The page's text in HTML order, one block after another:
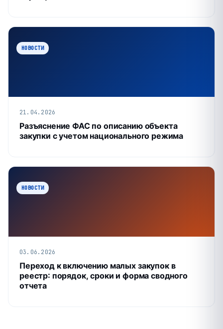
НОВОСТИ
21.04.2026
Разъяснение ФАС по описанию объекта
закупки с учетом национального режима
НОВОСТИ
03.06.2026
Переход к включению малых закупок в
реестр: порядок, сроки и форма сводного
отчета